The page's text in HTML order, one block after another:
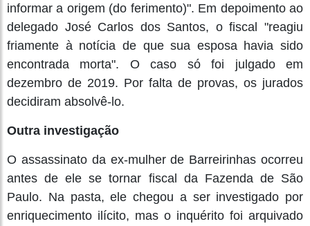
informar a origem (do ferimento)". Em depoimento ao
delegado José Carlos dos Santos, o fiscal "reagiu
friamente à notícia de que sua esposa havia sido
encontrada morta". O caso só foi julgado em
dezembro de 2019. Por falta de provas, os jurados
decidiram absolvê-lo.
Outra investigação
O assassinato da ex-mulher de Barreirinhas ocorreu
antes de ele se tornar fiscal da Fazenda de São
Paulo. Na pasta, ele chegou a ser investigado por
enriquecimento ilícito, mas o inquérito foi arquivado